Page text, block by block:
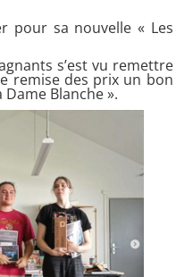
pour sa nouvelle « Les
s’est vu remettre
remise des prix un bon
Dame Blanche ».